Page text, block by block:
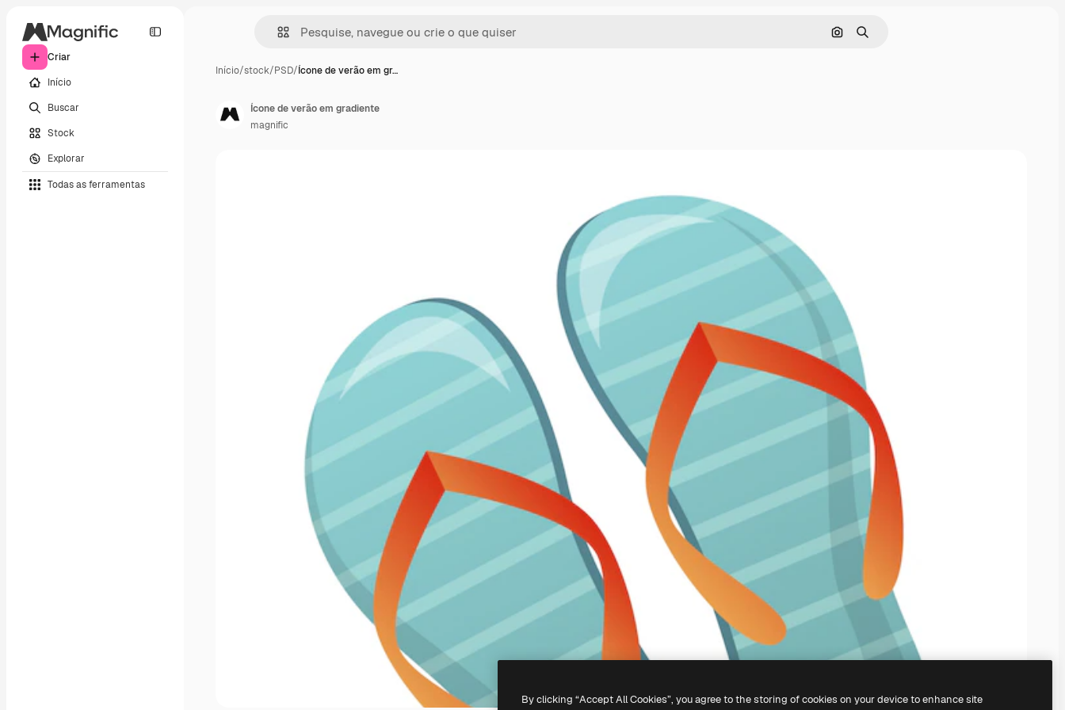
Criar
Início
Buscar
Stock
Explorar
Todas as ferramentas
Pesquisar por imagem
Buscar
Início/stock/PSD/Ícone de verão em gr…
Ícone de verão em gradiente
magnific
By clicking “Accept All Cookies”, you agree to the storing of cookies on your device to enhance site